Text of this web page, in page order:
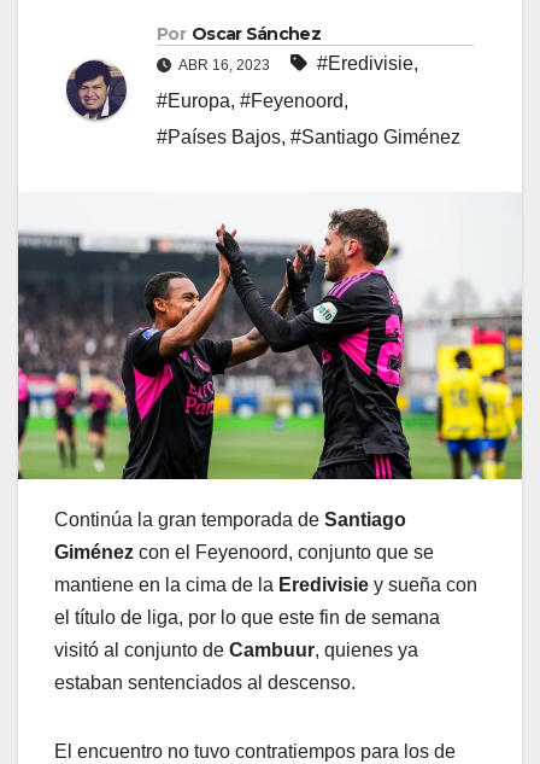
Por Oscar Sánchez
ABR 16, 2023 #Eredivisie,
#Europa, #Feyenoord,
#Países Bajos, #Santiago Giménez
Continúa la gran temporada de Santiago
Giménez con el Feyenoord, conjunto que se
mantiene en la cima de la Eredivisie y sueña con
el título de liga, por lo que este fin de semana
visitó al conjunto de Cambuur, quienes ya
estaban sentenciados al descenso.
El encuentro no tuvo contratiempos para los de